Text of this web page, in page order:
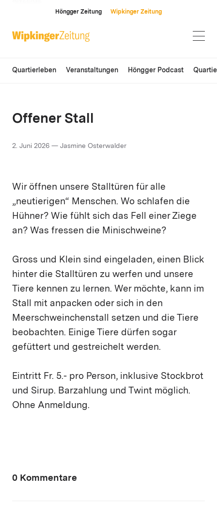
Höngger Zeitung Wipkinger Zeitung
Quartierleben Veranstaltungen Höngger Podcast
Offener Stall
2. Juni 2026 — Jasmine Osterwalder
Wir öffnen unsere Stalltüren für alle
„neutierigen“ Menschen. Wo schlafen die
Hühner? Wie fühlt sich das Fell einer Ziege
an? Was fressen die Minischweine?
Gross und Klein sind eingeladen, einen Blick
hinter die Stalltüren zu werfen und unsere
Tiere kennen zu lernen. Wer möchte, kann im
Stall mit anpacken oder sich in den
Meerschweinchenstall setzen und die Tiere
beobachten. Einige Tiere dürfen sogar
gefüttert und gestreichelt werden.
Eintritt Fr. 5.- pro Person, inklusive Stockbrot
und Sirup. Barzahlung und Twint möglich.
Ohne Anmeldung.
0 Kommentare